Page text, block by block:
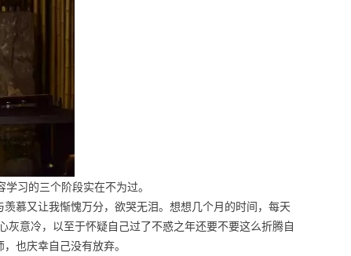
习的三个阶段实在不为过。
慕又让我惭愧万分，欲哭无泪。想想几个月的时间，每天
意冷，以至于怀疑自己过了不惑之年还要不要这么折腾自
也庆幸自己没有放弃。